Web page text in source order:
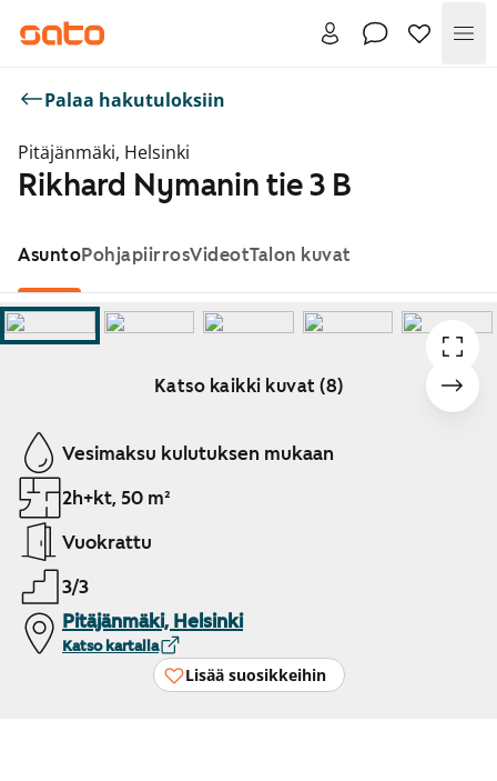
Palaa hakutuloksiin
Pitäjänmäki, Helsinki
Rikhard Nymanin tie 3 B
AsuntoPohjapiirrosVideotTalon kuvat
Katso kaikki kuvat (8)
Näytetään dia 1 / 8
Vesimaksu kulutuksen mukaan
2h+kt, 50 m²
Vuokrattu
3/3
Pitäjänmäki, Helsinki
Katso kartalla
Lisää suosikkeihin